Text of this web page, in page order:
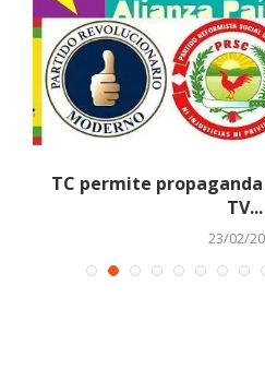
TC permite
TV...
23/02/